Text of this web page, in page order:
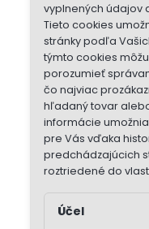
vyplnených údajov
Tieto cookies
stránky podľa
týmto cookies
porozumieť
čo najviac
hľadaný tovar
informácie
pre Vás vďaka
predchádzajúcich
roztriedené do
Účel